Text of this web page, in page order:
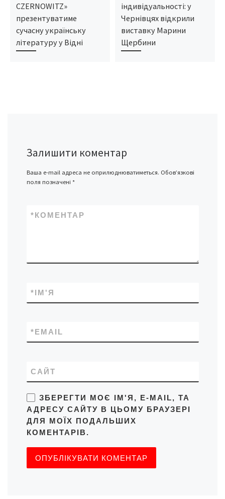
CZERNOWITZ»
презентуватиме
сучасну українську
літературу у Відні
індивідуальності: у
Чернівцях відкрили
виставку Марини
Щербини
Залишити коментар
Ваша e-mail адреса не оприлюднюватиметься. Обов’язкові
поля позначені *
КОМЕНТАР
*
ІМ'Я
*
EMAIL
*
САЙТ
ЗБЕРЕГТИ МОЄ ІМ'Я, E-MAIL, ТА
АДРЕСУ САЙТУ В ЦЬОМУ БРАУЗЕРІ
ДЛЯ МОЇХ ПОДАЛЬШИХ
КОМЕНТАРІВ.